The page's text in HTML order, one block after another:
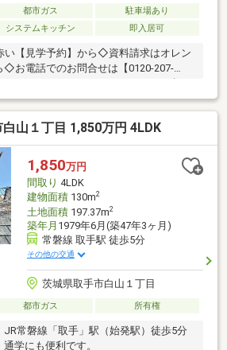
都市ガス
駐車場あり
システムキッチン 即入居可
【見学予約】から◇資料請求はオレン
◇お電話でのお問合せは【0120-207-
めポイント～～・リフォームいらずの
とりの間取・小屋裏収納で季節物をすっ
車可能初めての住宅購入で、何から始め
んなお客様に、経験豊富なスタッフが
いたします！小さなお客様連れでもゆ
すので、まずはお気軽にお問合せくだ
掲載中 チェックして下さい！！
山１丁目 1,850万円 4LDK
1,850万円
間取り 4LDK
建物面積130m2
土地面積197.37m2
築年月 1979年6月(築47年3ヶ月)
常磐線 取手駅 徒歩5分
その他の交通
茨城県取手市白山１丁目
都市ガス 所有権
JR常磐線「取手」駅（始発駅）徒歩5分
学にも便利です。